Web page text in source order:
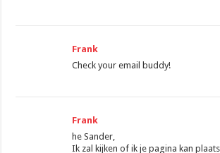
Frank
Check your email buddy!
Frank
he Sander,
Ik zal kijken of ik je pagina kan